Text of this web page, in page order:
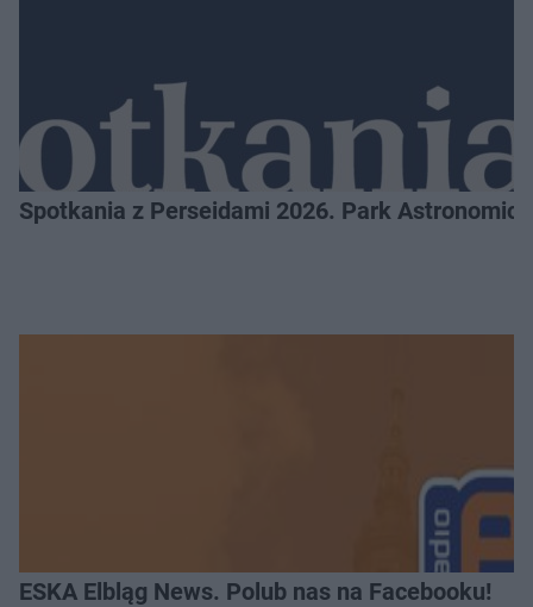
Spotkania z Perseidami 2026. Park
ESKA Elbląg News. Polub nas na Facebooku!